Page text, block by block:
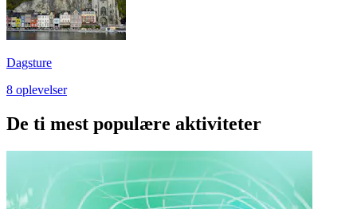
Dagsture
8 oplevelser
De ti mest populære aktiviteter